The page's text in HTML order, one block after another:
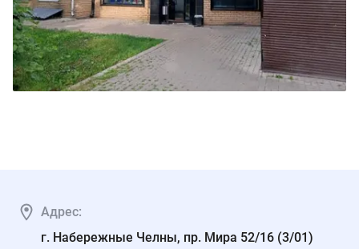
Адрес:
г. Набережные Челны, пр. Мира 52/16 (3/01)